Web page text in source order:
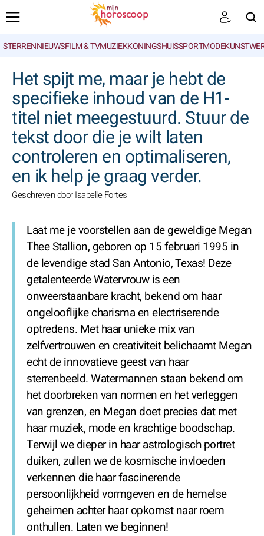
STERRENNIEUWSFILM & TVMUZIEKKONINGSHUISSPORTMODE
Het spijt me, maar je hebt de
specifieke inhoud van de H1-
titel niet meegestuurd. Stuur de
tekst door die je wilt laten
controleren en optimaliseren,
en ik help je graag verder.
Geschreven door Isabelle Fortes
Laat me je voorstellen aan de geweldige Megan
Thee Stallion, geboren op 15 februari 1995 in
de levendige stad San Antonio, Texas! Deze
getalenteerde Watervrouw is een
onweerstaanbare kracht, bekend om haar
ongelooflijke charisma en electriserende
optredens. Met haar unieke mix van
zelfvertrouwen en creativiteit belichaamt Megan
echt de innovatieve geest van haar
sterrenbeeld. Watermannen staan bekend om
het doorbreken van normen en het verleggen
van grenzen, en Megan doet precies dat met
haar muziek, mode en krachtige boodschap.
Terwijl we dieper in haar astrologisch portret
duiken, zullen we de kosmische invloeden
verkennen die haar fascinerende
persoonlijkheid vormgeven en de hemelse
geheimen achter haar opkomst naar roem
onthullen. Laten we beginnen!